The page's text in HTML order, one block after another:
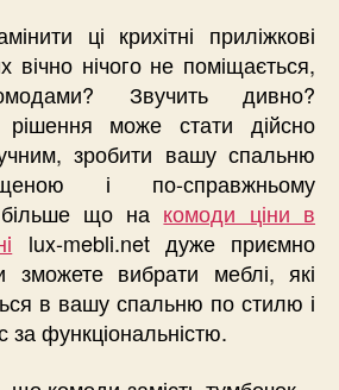
ці крихітні приліжкові
вічно нічого не поміщається,
Звучить дивно?
рішення може стати дійсно
зробити вашу спальню
і по-справжньому
що на комоди ціни в
lux-mebli.net дуже приємно
вибрати меблі, які
в вашу спальню по стилю і
за функціональністю.